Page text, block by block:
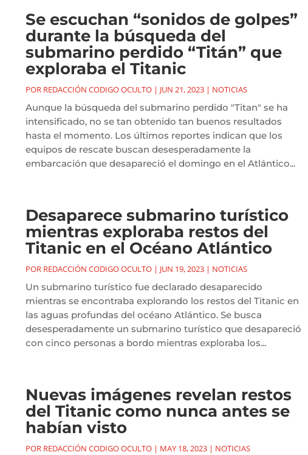
Se escuchan “sonidos de golpes”
durante la búsqueda del
submarino perdido “Titán” que
exploraba el Titanic
POR REDACCIÓN CODIGO OCULTO| JUN 21, 2023| NOTICIAS
Aunque la búsqueda del submarino perdido "Titan" se ha
intensificado, no se tan obtenido tan buenos resultados
hasta el momento. Los últimos reportes indican que los
equipos de rescate buscan desesperadamente la
embarcación que desapareció el domingo en el Atlántico...
Desaparece submarino turístico
mientras exploraba restos del
Titanic en el Océano Atlántico
POR REDACCIÓN CODIGO OCULTO| JUN 19, 2023| NOTICIAS
Un submarino turístico fue declarado desaparecido
mientras se encontraba explorando los restos del Titanic en
las aguas profundas del océano Atlántico. Se busca
desesperadamente un submarino turístico que desapareció
con cinco personas a bordo mientras exploraba los...
Nuevas imágenes revelan restos
del Titanic como nunca antes se
habían visto
POR REDACCIÓN CODIGO OCULTO| MAY 18, 2023| NOTICIAS